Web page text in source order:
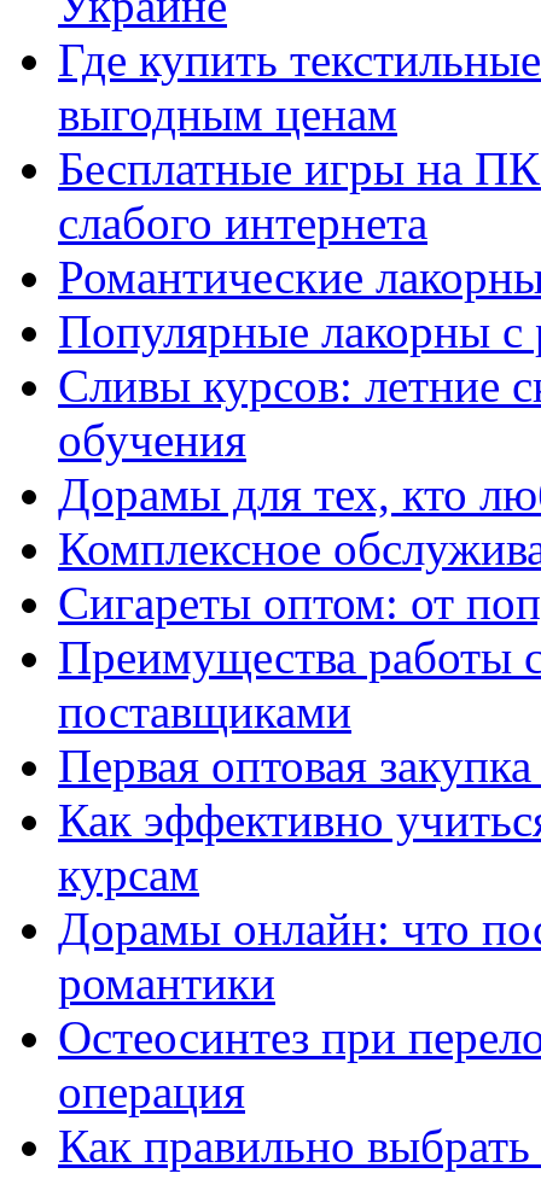
Где купить
выгодным ценам
Бесплатные игры на
слабого интернета
Романтические
Популярные лакорны с
Сливы курсов: летние
обучения
Дорамы для тех, кто
Комплексное
Сигареты оптом: от
Преимущества работы
поставщиками
Первая оптовая
Как эффективно
курсам
Дорамы онлайн: что
романтики
Остеосинтез при
операция
Как правильно